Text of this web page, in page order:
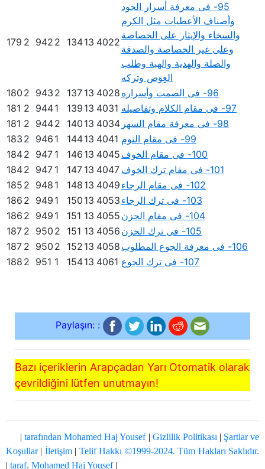
95- فى معرفة أسرار الجود
وأصناف الأعطيات مثل الكرم
والسخاء والإيثار على الخصاصة
وعلى غير الخصاصة والصدقة
والصلة والهدية والهبة وطلب
العِِوَض وتركه
4022
13
134
2
942
2
179
96- فى الصمت وأسراره 4028
13
137
2
943
2
180
97- فى مقام الكلام وتفاصيله
4031
13
139
1
944
2
181
98- فى معرفة مقام السهر
4034
13
140
2
944
2
181
99- فى مقام النوم
4041
13
144
1
946
2
183
100- فى مقام الخوف
4045
13
146
1
947
2
184
101- فى مقام ترك الخوف
4047
13
147
1
947
2
184
102- فى مقام الرجاء
4049
13
148
1
948
2
185
103- فى ترك الرجاء
4053
13
150
1
949
2
186
104- فى مقام الحزن
4055
13
151
1
949
2
186
105- فى ترك الحزن
4056
13
151
2
950
2
187
106- فى معرفة الجوع المطلوب
4058
13
152
2
950
2
187
107- فى ترك الجوع
4061
13
154
1
951
2
188
Paylaşın: :
Bazı içeriklerin Arapçadan Yarı Otomatik olarak
çevrildiğini lütfen unutmayın!
|tarafından Mohamed Haj Yousef| Gizlilik Politikası| Şartlar ve
Koşullar| İletişim| Telif Hakkı ©1999-2024. Tüm Hakları Saklıdır.
taraf. Mohamed Haj Yousef|